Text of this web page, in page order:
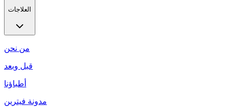
العلاجات
من نحن
قبل وبعد
أطباؤنا
مدونة فيترين